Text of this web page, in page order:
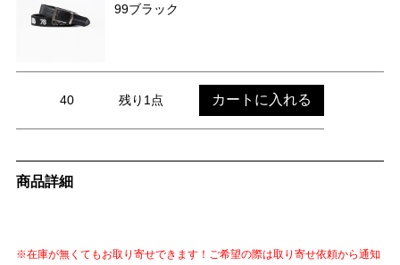
99ブラック
40 残り1点 カートに入れる
商品詳細
※在庫が無くてもお取り寄せできます！ご希望の際は取り寄せ依頼から通知